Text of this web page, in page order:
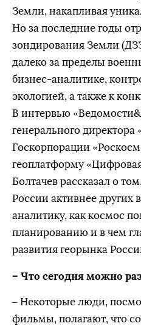
Земли, накапливая
Но за последние годы
зондирования Земли
далеко за пределы
бизнес-аналитике,
экологией, а также к
В интервью
генерального
Госкорпорации
геоплатформу
Болтачев рассказал о
России активнее других
аналитику, как космос
планированию и в чем
развития георынка
– Что сегодня можно
– Некоторые люди,
фильмы, полагают, что